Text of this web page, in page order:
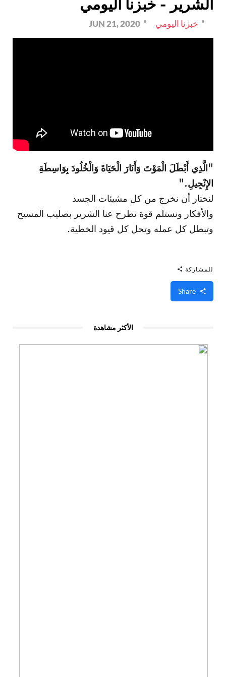
الشرير - خبزنا اليومي
خبزنا اليومي JUN 21, 2020
"الَّذِي أَبْطَلَ الْمَوْتَ وَأَنَارَ الْحَيَاةَ وَالْخُلُودَ بِوَاسِطَةِ
الإِنْجِيلِ."
لنختار أن نخرج من كل مشيئات الجسد
والأفكار ونستلم قوة تطرح عنا الشرير بصليب المسيح
وتبطل كل عمله وتحل كل قيود الخطية.
للمشاركة
الأكثر مشاهدة